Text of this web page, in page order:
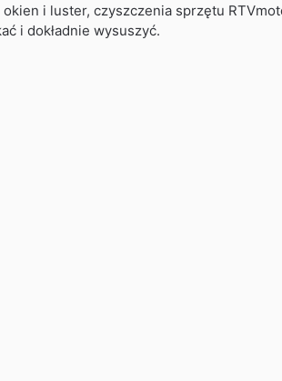
i luster, czyszczenia sprzętu
i dokładnie wysuszyć.